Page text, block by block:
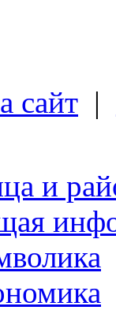
сайт |
и